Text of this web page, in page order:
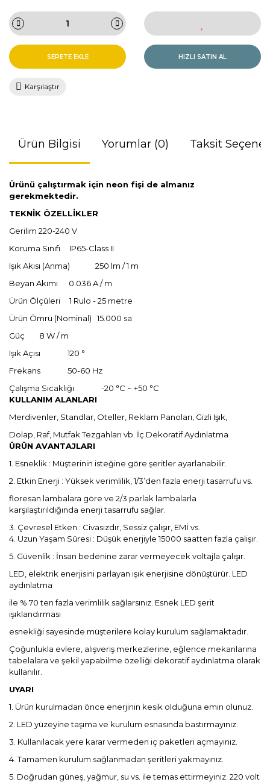
SEPETE EKLE HIZLI SATIN AL
Karşılaştır
Ürün Bilgisi Yorumlar (0) Taksit
Ürünü çalıştırmak için neon fişi de almanız
gerekmektedir.
TEKNİK ÖZELLİKLER
Gerilim 220-240 V
Koruma Sınıfı
IP65-Class II
Işık Akısı (Anma) 250 lm / 1 m
Beyan Akımı 0.036 A / m
Ürün Ölçüleri 1 Rulo - 25 metre
Ürün Ömrü (Nominal) 15.000 sa
Güç 8 W / m
Işık Açısı 120 °
Frekans 50-60 Hz
Çalışma Sıcaklığı -20 °C ~ +50 °C
KULLANIM ALANLARI
Merdivenler, Standlar, Oteller, Reklam Panoları, Gizli Işık,
Dolap, Raf, Mutfak Tezgahları vb. İç Dekoratif Aydınlatma
ÜRÜN AVANTAJLARI
1. Esneklik : Müşterinin isteğine göre şeritler ayarlanabilir.
2. Etkin Enerji : Yüksek verimlilik, 1/3’den fazla enerji tasarrufu vs.
floresan lambalara göre ve 2/3 parlak lambalarla
karşılaştırıldığında enerji tasarrufu sağlar.
3. Çevresel Etken : Civasızdır, Sessiz çalışır, EMİ vs.
4. Uzun Yaşam Süresi : Düşük enerjiyle 15000 saatten fazla çalişır.
5. Güvenlik : İnsan bedenine zarar vermeyecek voltajla çalışır.
LED, elektrik enerjisini parlayan ışık enerjisine dönüştürür. LED
aydınlatma
ile % 70 ten fazla verimlilik sağlarsınız. Esnek LED şerit
ışıklandırması
esnekliği sayesinde müşterilere kolay kurulum sağlamaktadır.
Çoğunlukla evlere, alışveriş merkezlerine, eğlence mekanlarına
tabelalara ve şekil yapabilme özelliği dekoratif aydınlatma olarak
kullanılır.
UYARI
1. Ürün kurulmadan önce enerjinin kesik olduğuna emin olunuz.
2. LED yüzeyine taşıma ve kurulum esnasında bastırmayınız.
3. Kullanılacak yere karar vermeden iç paketleri açmayınız.
4. Tamamen kurulum sağlanmadan şeritleri yakmayınız.
5. Doğrudan güneş, yağmur, su vs. ile temas ettirmeyiniz. 220 volt